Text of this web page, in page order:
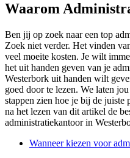
Waarom
Ben jij op zoek naar een top
Zoek niet verder. Het vinden
veel moeite kosten. Je wilt
het uit handen geven van je
Westerbork uit handen wilt
goed door te lezen. We laten
stappen zien hoe je bij de
na het lezen van dit artikel de
administratiekantoor in
Wanneer kiezen voor